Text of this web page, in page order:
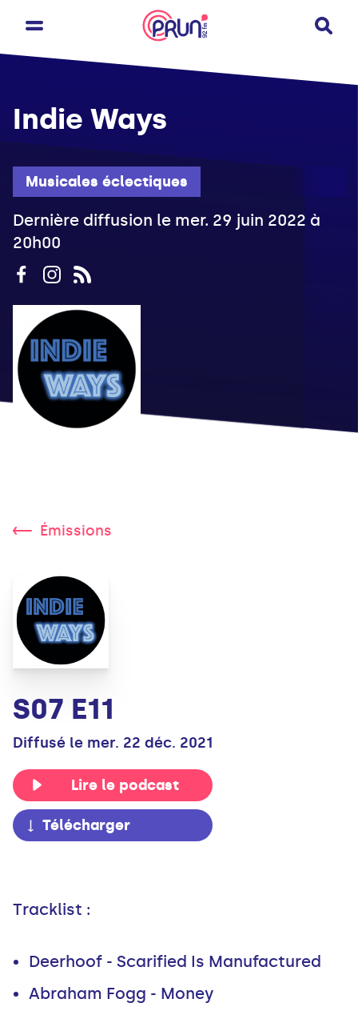
Musicales éclectiques
Indie Ways
Dernière diffusion le mer. 29 juin 2022 à
20h00
Émissions
S07 E11
Diffusé le mer. 22 déc. 2021
Lire le podcast
Télécharger
Tracklist :
Deerhoof - Scarified Is Manufactured
Abraham Fogg - Money